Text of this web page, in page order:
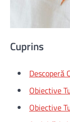
Cuprins
Descoperă
Obiective
Obiective